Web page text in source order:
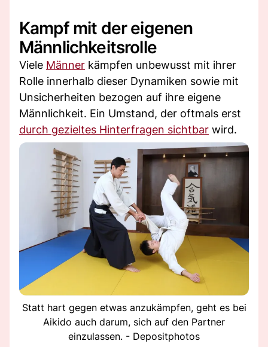
Kampf mit der eigenen
Männlichkeitsrolle
Viele Männer kämpfen unbewusst mit ihrer
Rolle innerhalb dieser Dynamiken sowie mit
Unsicherheiten bezogen auf ihre eigene
Männlichkeit. Ein Umstand, der oftmals erst
durch gezieltes Hinterfragen sichtbar wird.
Statt hart gegen etwas anzukämpfen, geht es bei
Aikido auch darum, sich auf den Partner
einzulassen. - Depositphotos